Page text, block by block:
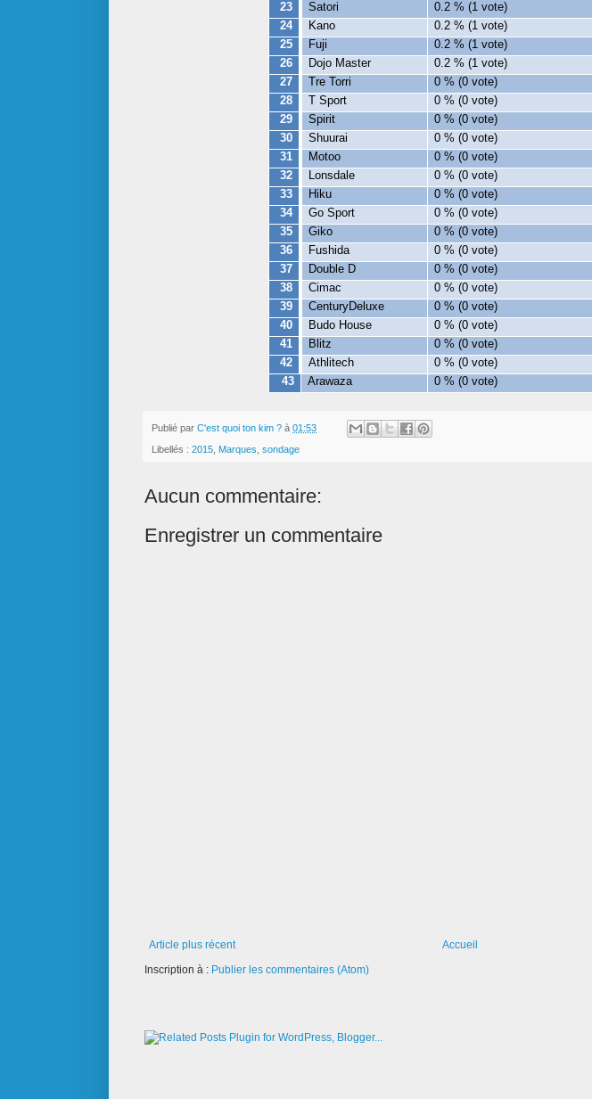
23
Satori
0.2 % (1 vote)
24
Kano
0.2 % (1 vote)
25
Fuji
0.2 % (1 vote)
26
Dojo Master
0.2 % (1 vote)
27
Tre Torri
0 % (0 vote)
28
T Sport
0 % (0 vote)
29
Spirit
0 % (0 vote)
30
Shuurai
0 % (0 vote)
31
Motoo
0 % (0 vote)
32
Lonsdale
0 % (0 vote)
33
Hiku
0 % (0 vote)
34
Go Sport
0 % (0 vote)
35
Giko
0 % (0 vote)
36
Fushida
0 % (0 vote)
37
Double D
0 % (0 vote)
38
Cimac
0 % (0 vote)
39
CenturyDeluxe
0 % (0 vote)
40
Budo House
0 % (0 vote)
41
Blitz
0 % (0 vote)
42
Athlitech
0 % (0 vote)
43
Arawaza 0 % (0 vote)
Publié par C'est quoi ton kim ? à 01:53
Libellés : 2015 Marques sondage
Aucun commentaire:
Enregistrer un commentaire
Article plus récent
Accueil
Inscription à : Publier les commentaires (Atom)